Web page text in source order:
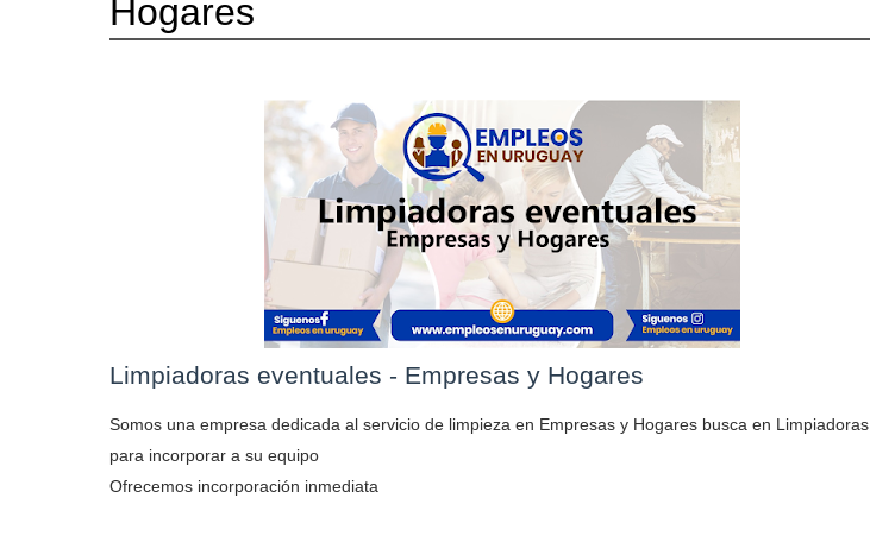
Hogares
Limpiadoras eventuales - Empresas y Hogares
Somos una empresa dedicada al servicio de limpieza en Empresas y Hogares busca en Limpiadoras
para incorporar a su equipo
Ofrecemos incorporación inmediata